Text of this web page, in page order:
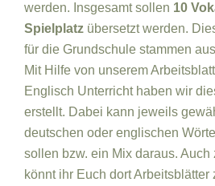
werden. Insgesamt sollen 10
Spielplatz übersetzt werden.
für die Grundschule stammen
Mit Hilfe von unserem
Englisch Unterricht haben wir
erstellt. Dabei kann jeweils
deutschen oder englischen
sollen bzw. ein Mix daraus. Auch
könnt ihr Euch dort Arbeitsblätter